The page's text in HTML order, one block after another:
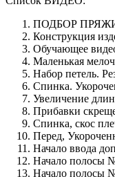
ПОДБОР
Конструкция
Обучающее
Маленькая
Набор петель.
Спинка.
Увеличение
Прибавки
Спинка, скос
Перед,
Начало ввода
Начало полосы
Начало полосы